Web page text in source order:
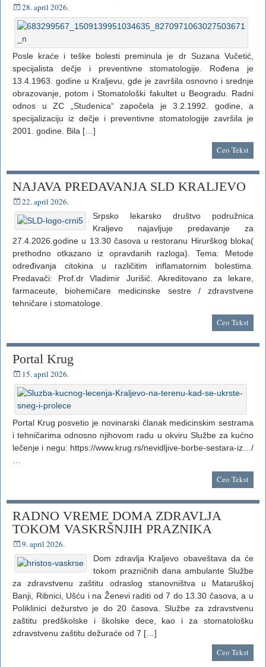
28. april 2026.
Posle kraće i teške bolesti preminula je dr Suzana Vučetić,
specijalista dečje i preventivne stomatologije. Rođena je
13.4.1963. godine u Kraljevu, gde je završila osnovno i srednje
obrazovanje, potom i Stomatološki fakultet u Beogradu. Radni
odnos u ZC „Studenica“ započela je 3.2.1992. godine, a
specijalizaciju iz dečje i preventivne stomatologije završila je
2001. godine. Bila […]
Ceo Tekst
NAJAVA PREDAVANJA SLD KRALJEVO
22. april 2026.
Srpsko lekarsko društvo podružnica
Kraljevo najavljuje predavanje za
27.4.2026.godine u 13.30 časova u restoranu Hirurškog bloka(
prethodno otkazano iz opravdanih razloga). Tema: Metode
određivanja citokina u različitim inflamatornim bolestima.
Predavači: Prof.dr Vladimir Jurišić. Akreditovano za lekare,
farmaceute, biohemičare medicinske sestre / zdravstvene
tehničare i stomatologe.
Ceo Tekst
Portal Krug
15. april 2026.
Portal Krug posvetio je novinarski članak medicinskim sestrama
i tehničarima odnosno njihovom radu u okviru Službe za kućno
lečenje i negu: https://www.krug.rs/nevidljive-borbe-sestara-iz…/
Ceo Tekst
RADNO VREME DOMA ZDRAVLJA
TOKOM VASKRŠNJIH PRAZNIKA
9. april 2026.
Dom zdravlja Kraljevo obaveštava da će
tokom prazničnih dana ambulante Službe
za zdravstvenu zaštitu odraslog stanovništva u Mataruškoj
Banji, Ribnici, Ušću i na Ženevi raditi od 7 do 13.30 časova, a u
Poliklinici dežurstvo je do 20 časova. Službe za zdravstvenu
zaštitu predškolske i školske dece, kao i za stomatološku
zdravstvenu zaštitu dežuraće od 7 […]
Ceo Tekst